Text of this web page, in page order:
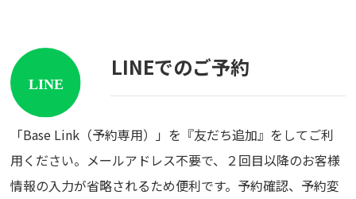
LINEでのご予約
「Base Link（予約専用）」を『友だち追加』をしてご利
用ください。メールアドレス不要で、２回目以降のお客様
情報の入力が省略されるため便利です。予約確認、予約変